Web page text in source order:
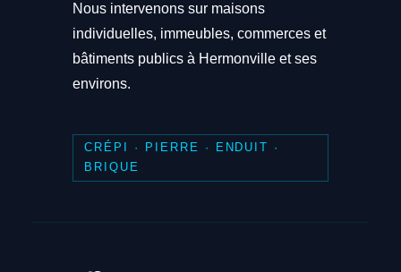
Nous intervenons sur maisons
individuelles, immeubles, commerces et
bâtiments publics à Hermonville et ses
environs.
CRÉPI · PIERRE · ENDUIT ·
BRIQUE